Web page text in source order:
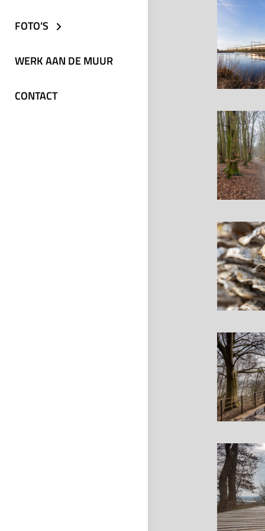
FOTO’S
WERK AAN DE MUUR
CONTACT